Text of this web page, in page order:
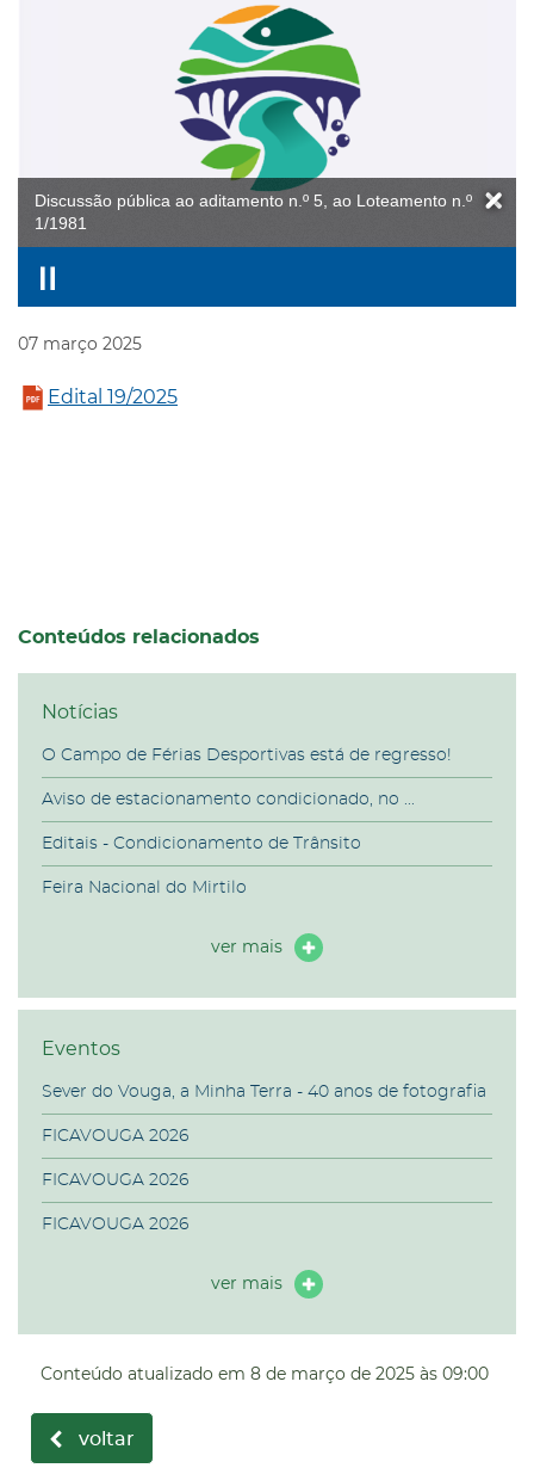
Discussão pública ao aditamento n.º 5, ao Loteamento n.º
1/1981
07 março 2025
Edital 19/2025
Conteúdos relacionados
Notícias
O Campo de Férias Desportivas está de regresso!
Aviso de estacionamento condicionado, no ...
Editais - Condicionamento de Trânsito
Feira Nacional do Mirtilo
ver mais
Eventos
Sever do Vouga, a Minha Terra - 40 anos de fotografia
FICAVOUGA 2026
FICAVOUGA 2026
FICAVOUGA 2026
ver mais
Conteúdo atualizado em 8 de março de 2025 às 09:00
voltar